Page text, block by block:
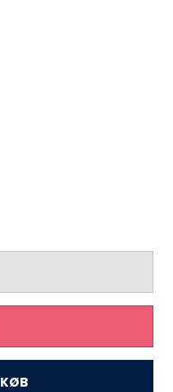
KØB